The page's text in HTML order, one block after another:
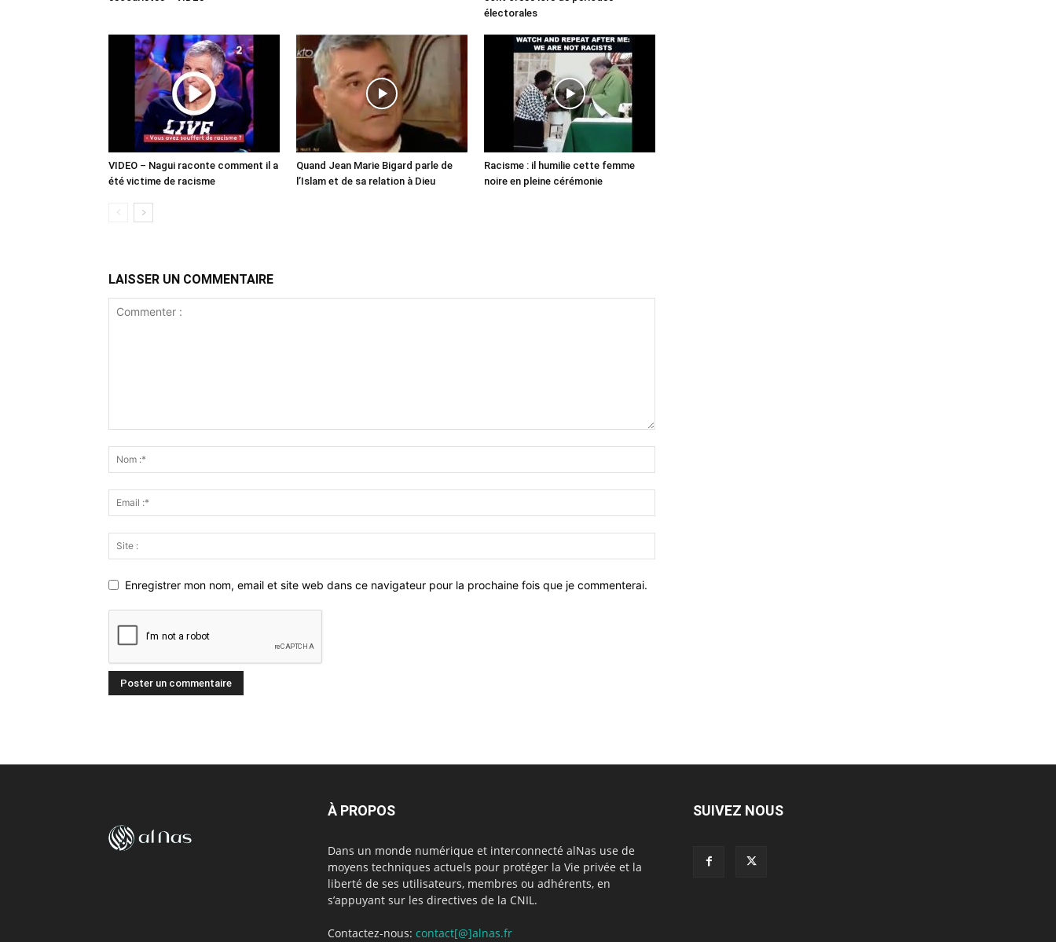
électorales
VIDEO – Nagui raconte comment il a
été victime de racisme
Quand Jean Marie Bigard parle de
l’Islam et de sa relation à Dieu
Racisme : il humilie cette femme
noire en pleine cérémonie
LAISSER UN COMMENTAIRE
Enregistrer mon nom, email et site web dans ce navigateur pour la prochaine fois que je commenterai.
À PROPOS
Dans un monde numérique et interconnecté alNas use de
moyens techniques actuels pour protéger la Vie privée et la
liberté de ses utilisateurs, membres ou adhérents, en
s’appuyant sur les directives de la CNIL.
Contactez-nous: contact[@]alnas.fr
SUIVEZ NOUS